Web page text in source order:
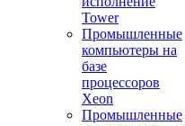
Tower
Промышленные
компьютеры на
базе
процессоров
Xeon
Промышленные